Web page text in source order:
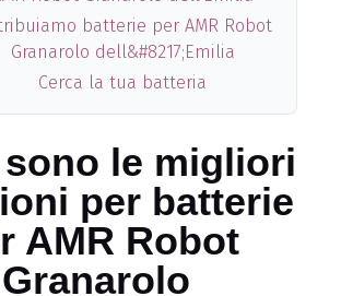
batterie per AMR Robot
Granarolo dell&#8217;Emilia
Cerca la tua batteria
le migliori
per batterie
AMR Robot
Granarolo